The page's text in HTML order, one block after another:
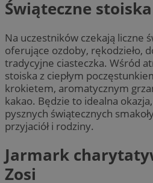
Świąteczne
Na uczestników czekają liczne
oferujące ozdoby, rękodzieło,
tradycyjne ciasteczka. Wśród
stoiska z ciepłym
krokietem, aromatycznym
kakao. Będzie to idealna
pysznych świątecznych
przyjaciół i rodziny.
Jarmark
Zosi